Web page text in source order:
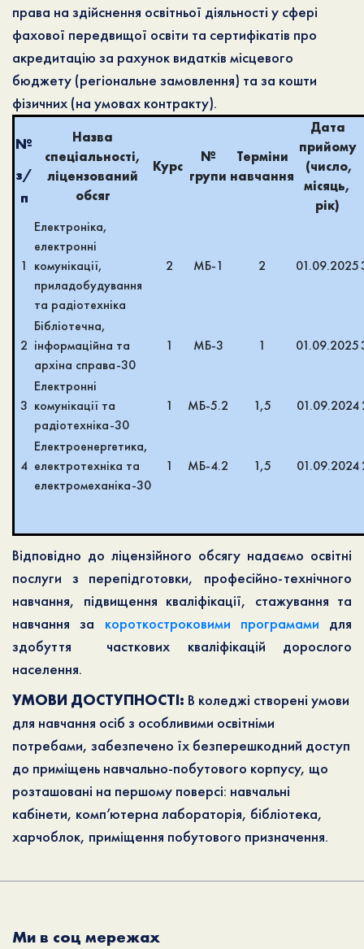
права на здійснення освітньої діяльності у сфері
фахової передвищої освіти та сертифікатів про
акредитацію за рахунок видатків місцевого
бюджету (регіональне замовлення) та за кошти
фізичних (на умовах контракту).
№
з/
п
Назва
спеціальності,
ліцензований
обсяг
Курс
№
групи
Терміни
навчання
Дата
прийому
(число,
місяць,
рік)
1
Електроніка,
електронні
комунікації,
приладобудування
та радіотехніка
2 МБ-1 2 01.09.2025
2
Бібліотечна,
інформаційна та
архіна справа-30
1 МБ-3 1 01.09.2025
3
Електронні
комунікації та
радіотехніка-30
1 МБ-5.2 1,5 01.09.2024
4
Електроенергетика,
електротехніка та
електромеханіка-30
1 МБ-4.2 1,5 01.09.2024
Відповідно до ліцензійного обсягу надаємо освітні
послуги з перепідготовки, професійно-технічного
навчання, підвищення кваліфікації, стажування та
навчання за короткостроковими програмами для
здобуття часткових кваліфікацій дорослого
населення.
УМОВИ ДОСТУПНОСТІ: В коледжі створені умови
для навчання осіб з особливими освітніми
потребами, забезпечено їх безперешкодний доступ
до приміщень навчально-побутового корпусу, що
розташовані на першому поверсі: навчальні
кабінети, комп’ютерна лабораторія, бібліотека,
харчоблок, приміщення побутового призначення.
Ми в соц мережах